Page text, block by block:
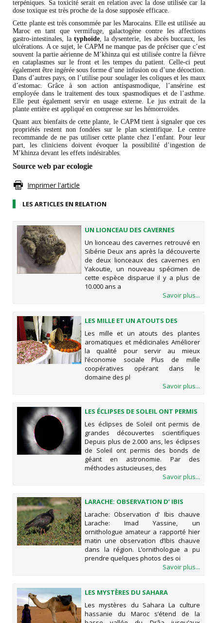
terpéniques. Sa toxicité serait en relation avec la dose utilisée car la
dose toxique est très proche de la dose supposée efficace.
Cette plante est très consommée par les Marocains. Elle est utilisée au
Maroc en tant que vermifuge, galactogène contre les affections
gastro-intestinales, la typhoïde, la dysenterie, les abcès buccaux, les
ulcérations. A ce sujet, le CAPM ne manque pas de préciser que c’est
souvent la partie aérienne de M’khinza qui est utilisée contre la fièvre
en cataplasmes sur le front et les tempes du patient. Celle-ci peut
également être ingérée sous forme d’une infusion ou d’une décoction.
Dans d’autres pays, on l’utilise pour soulager les coliques et les maux
d’estomac. Grâce à son action antispasmodique, l’ansérine est
employée dans le traitement des toux spasmodiques et de l’asthme.
Elle peut également servir en usage externe. Le jus extrait de la
plante entière est appliqué en compresse sur les hémorroïdes.
Quant aux bienfaits de cette plante, le CAPM tient à signaler que ces
propriétés restent non fondées sur le plan scientifique. Le centre
recommande de ne pas utiliser cette plante chez l’enfant. Pour leur
part, les cliniciens doivent évoquer la possibilité d’ingestion de
M’khinza devant les effets indésirables.
Source web par ecologie
Imprimer l'article
LES ARTICLES EN RELATION
UN LIONCEAU DES CAVERNES
RETROUVÉ EN SIBÉRIE
Un lionceau des cavernes retrouvé en
Sibérie Deux ans après la découverte
de deux lionceaux des cavernes en
Yakoutie, un nouveau spécimen de
cette espèce disparue il y a plus de
10.000 ans a
Savoir plus...
LES MILLE ET UN ATOUTS DES
PLANTES AROMATIQUES ET
MÉDICINALES
Les mille et un atouts des plantes
aromatiques et médicinales Améliorer
la qualité pour servir au mieux
l’économie sociale Plus de mille
coopératives opérant dans le
domaine des pl
Savoir plus...
LES ÉCLIPSES DE SOLEIL ONT PERMIS
DE GRANDES DÉCOUVERTES
SCIENTIFIQUES
Les éclipses de Soleil ont permis de
grandes découvertes scientifiques
Depuis plus de 2.000 ans, les éclipses
de Soleil ont permis des bonds de
géant en astronomie. Par des
méthodes astucieuses, des
Savoir plus...
LARACHE: OBSERVATION D’ IBIS
CHAUVE
Larache: Observation d’ Ibis chauve
Larache: Imad Yassine, un
ornithologue amateur a rapporté hier
matin une observation d’Ibis chauve
dans la région. L’ornithologue a pu
prendre quelques photos des oi
Savoir plus...
LES MYSTÈRES DU SAHARA
Les mystères du Sahara La culture
hassanie du Maroc s’étend de la